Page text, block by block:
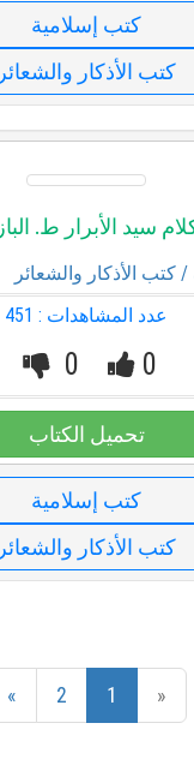
كتب إسلامية
كتب الأذكار والشعائر
سيد الأبرار ط. الباز
/ كتب الأذكار والشعائر
عدد المشاهدات : 451
0
0
تحميل الكتاب
كتب إسلامية
كتب الأذكار والشعائر
«
1
2
»